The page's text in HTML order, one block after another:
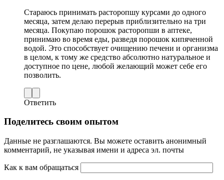
Стараюсь принимать расторопшу курсами до одного
месяца, затем делаю перерыв приблизительно на три
месяца. Покупаю порошок расторопши в аптеке,
принимаю во время еды, разведя порошок кипяченной
водой. Это способствует очищению печени и организма
в целом, к тому же средство абсолютно натуральное и
доступное по цене, любой желающий может себе его
позволить.
Ответить
Поделитесь своим опытом
Данные не разглашаются. Вы можете оставить анонимный
комментарий, не указывая имени и адреса эл. почты
Как к вам обращаться